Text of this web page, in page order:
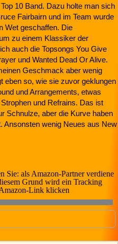
10 Band. Dazu holte man sich
Fairbairn und im Team wurde
Wet geschaffen. Die
zu einem Klassiker der
auch die Topsongs You Give
und Wanted Dead Or Alive.
Geschmack aber wenig
eben so, wie sie zuvor geklungen
und Arrangements, etwas
und Refrains. Das ist
Schnulze, aber die Kurve haben
Ansonsten wenig Neues aus New
Sie: als Amazon-Partner verdiene
Grund wird ein Tracking
Link klicken